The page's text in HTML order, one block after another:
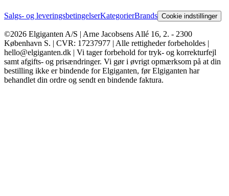
Salgs- og leveringsbetingelserKategorierBrands Cookie indstillinger
©2026 Elgiganten A/S | Arne Jacobsens Allé 16, 2. - 2300
København S. | CVR: 17237977 | Alle rettigheder forbeholdes |
hello@elgiganten.dk | Vi tager forbehold for tryk- og korrekturfejl
samt afgifts- og prisændringer. Vi gør i øvrigt opmærksom på at din
bestilling ikke er bindende for Elgiganten, før Elgiganten har
behandlet din ordre og sendt en bindende faktura.